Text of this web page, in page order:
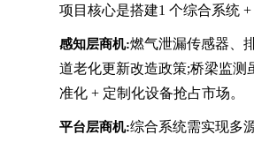
项目核心是搭建1 个综合系统
感知层商机:燃气泄漏传感器、
道老化更新改造政策;桥梁监测
准化 + 定制化设备抢占市场。
平台层商机:综合系统需实现多